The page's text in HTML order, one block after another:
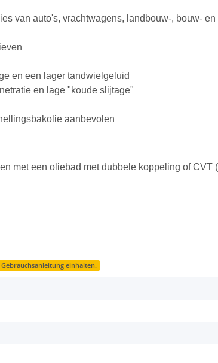
van auto's, vrachtwagens, landbouw-, bouw-
en een lager tandwielgeluid
en lage "koude slijtage"
aanbevolen
met een oliebad met dubbele koppeling of CVT
einhalten.